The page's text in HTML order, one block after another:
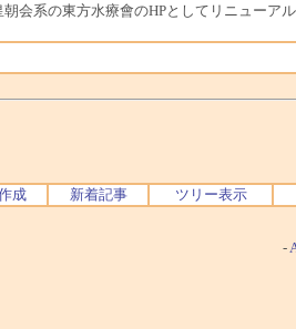
会系の東方水療會のHPとしてリニューア
成 新着記事 ツリー表示
-